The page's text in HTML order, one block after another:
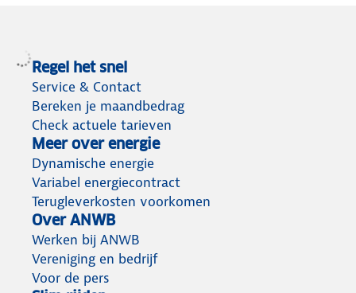
Regel het snel
Service & Contact
Bereken je maandbedrag
Check actuele tarieven
Meer over energie
Dynamische energie
Variabel energiecontract
Terugleverkosten voorkomen
Over ANWB
Werken bij ANWB
Vereniging en bedrijf
Voor de pers